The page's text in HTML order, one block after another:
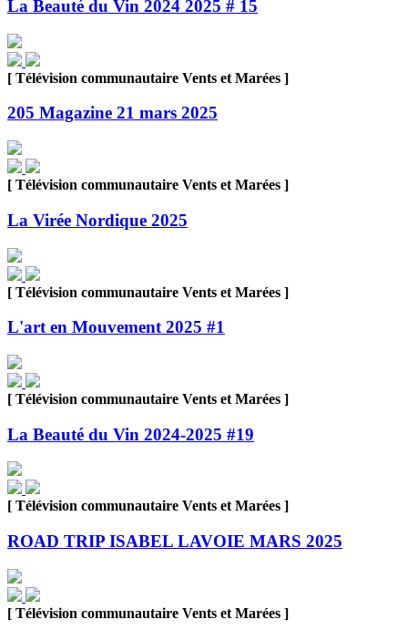
La Beauté du Vin 2024 2025 # 15
[ Télévision communautaire Vents et Marées ]
205 Magazine 21 mars 2025
[ Télévision communautaire Vents et Marées ]
La Virée Nordique 2025
[ Télévision communautaire Vents et Marées ]
L'art en Mouvement 2025 #1
[ Télévision communautaire Vents et Marées ]
La Beauté du Vin 2024-2025 #19
[ Télévision communautaire Vents et Marées ]
ROAD TRIP ISABEL LAVOIE MARS 2025
[ Télévision communautaire Vents et Marées ]